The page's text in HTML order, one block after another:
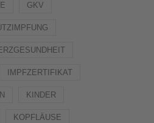
GKV
IMPFZERTIFIKAT
KINDER
KOPFLÄUSE